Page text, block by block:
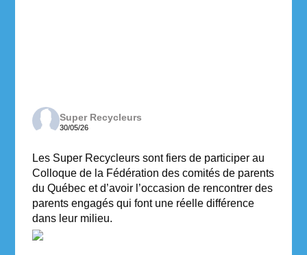
Super Recycleurs
30/05/26
Les Super Recycleurs sont fiers de participer au
Colloque de la Fédération des comités de parents
du Québec et d’avoir l’occasion de rencontrer des
parents engagés qui font une réelle différence
dans leur milieu.